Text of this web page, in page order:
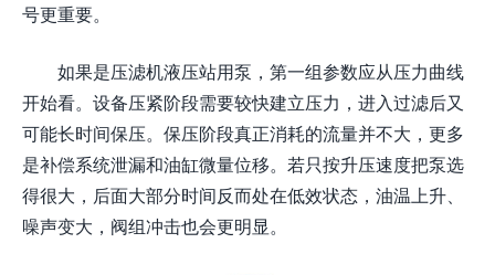
号更重要。
如果是压滤机液压站用泵，第一组参数应从压力曲线
开始看。设备压紧阶段需要较快建立压力，进入过滤后又
可能长时间保压。保压阶段真正消耗的流量并不大，更多
是补偿系统泄漏和油缸微量位移。若只按升压速度把泵选
得很大，后面大部分时间反而处在低效状态，油温上升、
噪声变大，阀组冲击也会更明显。